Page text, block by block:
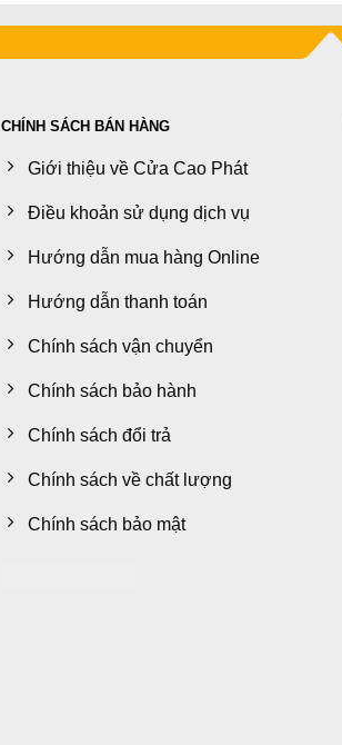
CHÍNH SÁCH BÁN HÀNG
Giới thiệu về Cửa Cao Phát
Điều khoản sử dụng dịch vụ
Hướng dẫn mua hàng Online
Hướng dẫn thanh toán
Chính sách vận chuyển
Chính sách bảo hành
Chính sách đổi trả
Chính sách về chất lượng
Chính sách bảo mật